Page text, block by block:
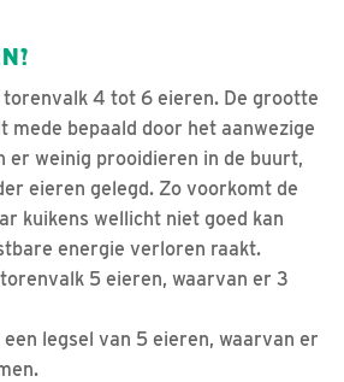
torenvalk 4 tot 6 eieren. De grootte
mede bepaald door het aanwezige
er weinig prooidieren in de buurt,
eieren gelegd. Zo voorkomt de
kuikens wellicht niet goed kan
energie verloren raakt.
5 eieren, waarvan er 3
legsel van 5 eieren, waarvan er